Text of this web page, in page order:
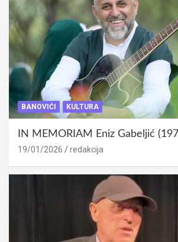
BANOVIĆI KULTURA
IN MEMORIAM Eniz Gabeljić
19/01/2026 redakcija